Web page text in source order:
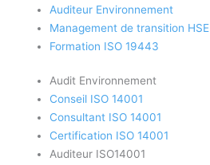
Auditeur Environnement
Management de transition HSE
Formation ISO 19443
Audit Environnement
Conseil ISO 14001
Consultant ISO 14001
Certification ISO 14001
Auditeur ISO14001